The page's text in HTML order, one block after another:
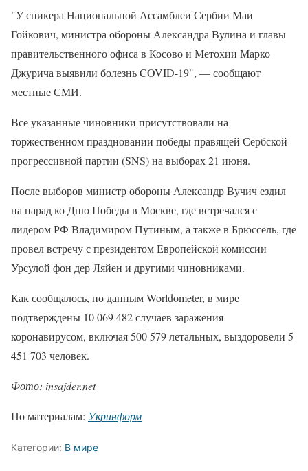
"У спикера Национальной Ассамблеи Сербии Маи
Гойкович, министра обороны Александра Вулина и главы
правительственного офиса в Косово и Метохии Марко
Джурича выявили болезнь COVID-19", — сообщают
местные СМИ.
Все указанные чиновники присутствовали на
торжественном праздновании победы правящей Сербской
прогрессивной партии (SNS) на выборах 21 июня.
После выборов министр обороны Александр Вучич ездил
на парад ко Дню Победы в Москве, где встречался с
лидером РФ Владимиром Путиным, а также в Брюссель, где
провел встречу с президентом Европейской комиссии
Урсулой фон дер Ляйен и другими чиновниками.
Как сообщалось, по данным Worldometer, в мире
подтверждены 10 069 482 случаев заражения
коронавирусом, включая 500 579 летальных, выздоровели 5
451 703 человек.
Фото: insajder.net
По материалам: Укринформ
Категории: В мире